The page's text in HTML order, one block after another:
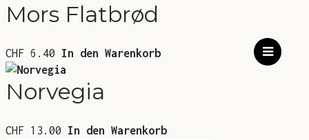
Mors Flatbrød
CHF 6.40 In den Warenkorb
Norvegia
CHF 13.00 In den Warenkorb